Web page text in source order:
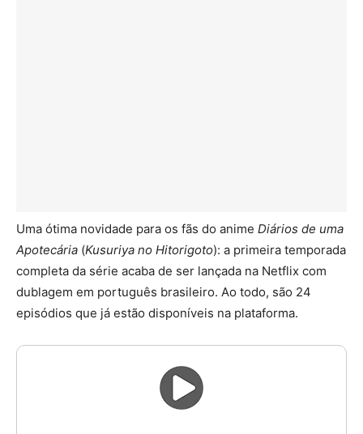
Uma ótima novidade para os fãs do anime Diários de uma
Apotecária (Kusuriya no Hitorigoto): a primeira temporada
completa da série acaba de ser lançada na Netflix com
dublagem em português brasileiro. Ao todo, são 24
episódios que já estão disponíveis na plataforma.